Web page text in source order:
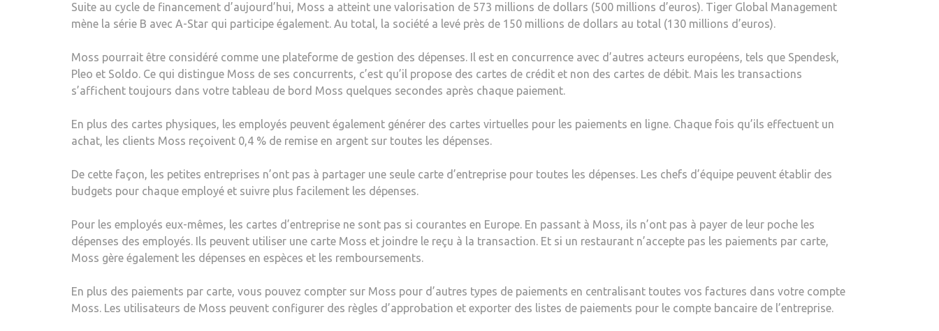
Suite au cycle de financement d’aujourd’hui, Moss a atteint une valorisation de 573 millions de dollars (500 millions d’euros). Tiger Global Management
mène la série B avec A-Star qui participe également. Au total, la société a levé près de 150 millions de dollars au total (130 millions d’euros).
Moss pourrait être considéré comme une plateforme de gestion des dépenses. Il est en concurrence avec d’autres acteurs européens, tels que Spendesk,
Pleo et Soldo. Ce qui distingue Moss de ses concurrents, c’est qu’il propose des cartes de crédit et non des cartes de débit. Mais les transactions
s’affichent toujours dans votre tableau de bord Moss quelques secondes après chaque paiement.
En plus des cartes physiques, les employés peuvent également générer des cartes virtuelles pour les paiements en ligne. Chaque fois qu’ils effectuent un
achat, les clients Moss reçoivent 0,4 % de remise en argent sur toutes les dépenses.
De cette façon, les petites entreprises n’ont pas à partager une seule carte d’entreprise pour toutes les dépenses. Les chefs d’équipe peuvent établir des
budgets pour chaque employé et suivre plus facilement les dépenses.
Pour les employés eux-mêmes, les cartes d’entreprise ne sont pas si courantes en Europe. En passant à Moss, ils n’ont pas à payer de leur poche les
dépenses des employés. Ils peuvent utiliser une carte Moss et joindre le reçu à la transaction. Et si un restaurant n’accepte pas les paiements par carte,
Moss gère également les dépenses en espèces et les remboursements.
En plus des paiements par carte, vous pouvez compter sur Moss pour d’autres types de paiements en centralisant toutes vos factures dans votre compte
Moss. Les utilisateurs de Moss peuvent configurer des règles d’approbation et exporter des listes de paiements pour le compte bancaire de l’entreprise.